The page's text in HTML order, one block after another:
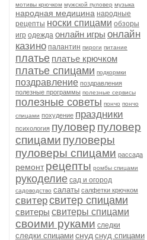
мотивы крючком мужской пуловер музыка
народная медицина народные
рецепты носки спицами обзоры
игр одежда онлайн игры онлайн
казино палантин пироги питание
платье платье крючком
платье спицами подкормки
поздравление поздравления
полезные программы полезные сервисы
полезные советы пончо пончо
спицами похудение праздники
психология пуловер пуловер
спицами пуловеры
пуловеры спицами рассада
ремонт рецепты ромбы спицами
рукоделие сад и огород
садоводство салаты салфетки крючком
свитерсвитер спицами
свитеры свитеры спицами
своими руками следки
следки спицами снуд снуд спицами